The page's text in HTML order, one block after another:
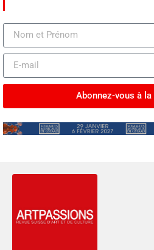
Abonnez-vous à